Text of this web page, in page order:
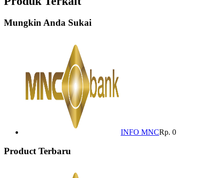
Mungkin Anda Sukai
INFO MNCRp. 0
Product Terbaru